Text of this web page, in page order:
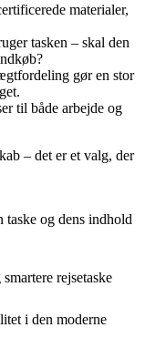
materialer,
tasken – skal den
gør en stor
til både arbejde og
– det er et valg, der
taske og dens indhold
rejsetaske
i den moderne